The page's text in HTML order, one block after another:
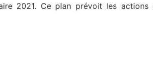
2021. Ce plan prévoit les